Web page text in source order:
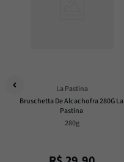
La Pastina
Bruschetta De Alcachofra 280G La
Pastina
280g